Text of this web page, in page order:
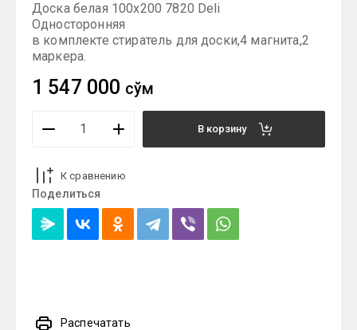
Доска белая 100х200 7820 Deli
Односторонняя
в комплекте стиратель для доски,4 магнита,2
маркера.
1 547 000 сўм
В корзину
К сравнению
Поделиться
Распечатать